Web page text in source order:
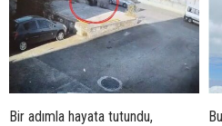
Bir adımla hayata tutundu,